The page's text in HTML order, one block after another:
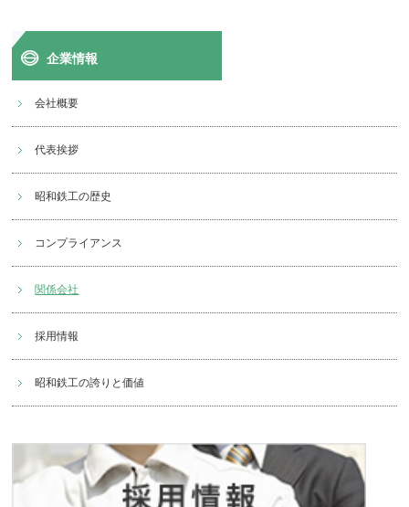
企業情報
会社概要
代表挨拶
昭和鉄工の歴史
コンプライアンス
関係会社
採用情報
昭和鉄工の誇りと価値